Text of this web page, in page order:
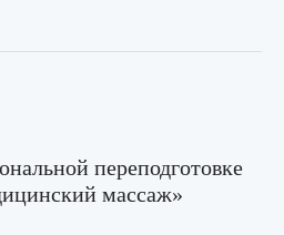
переподготовке
массаж»